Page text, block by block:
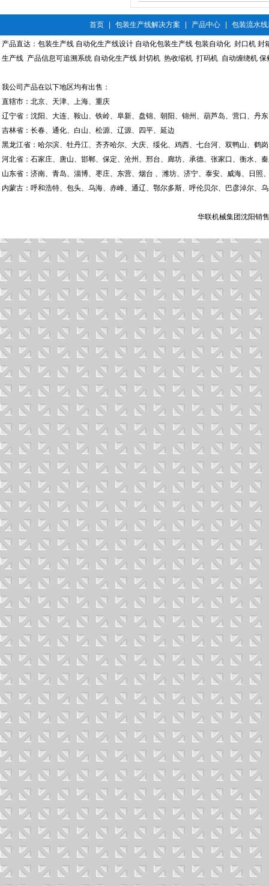
首页 包装生产线解决方案 产品中心 包装流水
产品直达： 包装生产线 自动化生产线设计 自动化包装生产线 包装自动化 封口机 封
生产线 产品信息可追溯系统 自动化生产线 封切机 热收缩机 打码机 自动缠绕机 保
我公司产品在以下地区均有出售：
直辖市：北京、天津、上海、重庆
辽宁省：沈阳、大连、鞍山、铁岭、阜新、盘锦、朝阳、锦州、葫芦岛、营口、丹东
吉林省：长春、通化、白山、松源、辽源、四平、延边
黑龙江省：哈尔滨、牡丹江、齐齐哈尔、大庆、绥化、鸡西、七台河、双鸭山、鹤
河北省：石家庄、唐山、邯郸、保定、沧州、邢台、廊坊、承德、张家口、衡水、
山东省：济南、青岛、淄博、枣庄、东营、烟台 、潍坊、济宁、泰安、威海、日照
内蒙古：呼和浩特、包头、乌海、赤峰、通辽、鄂尔多斯、呼伦贝尔、巴彦淖尔、
华联机械集团沈阳销